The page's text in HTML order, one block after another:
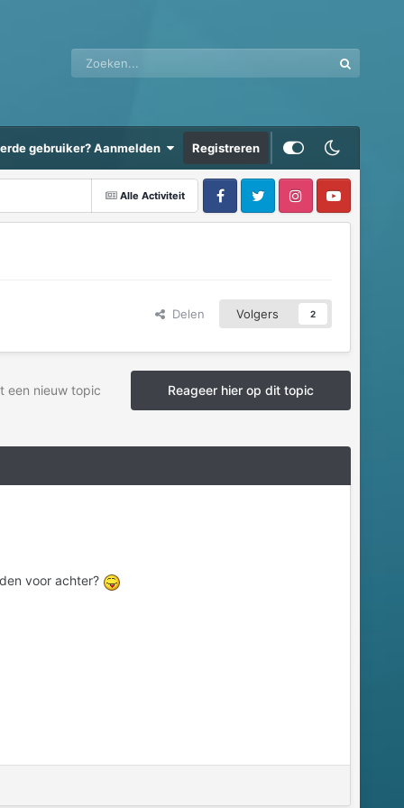
gebruiker? Aanmelden Registreren
Alle Activiteit
Delen Volgers 2
Reageer hier op dit topic
een nieuw topic
voor achter?